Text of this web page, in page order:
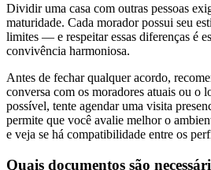
Dividir uma casa com outras pessoas
maturidade. Cada morador possui seu
limites — e respeitar essas diferenças é
convivência harmoniosa.
Antes de fechar qualquer acordo,
conversa com os moradores atuais ou o
possível, tente agendar uma visita
permite que você avalie melhor o
e veja se há compatibilidade entre os
Quais documentos são